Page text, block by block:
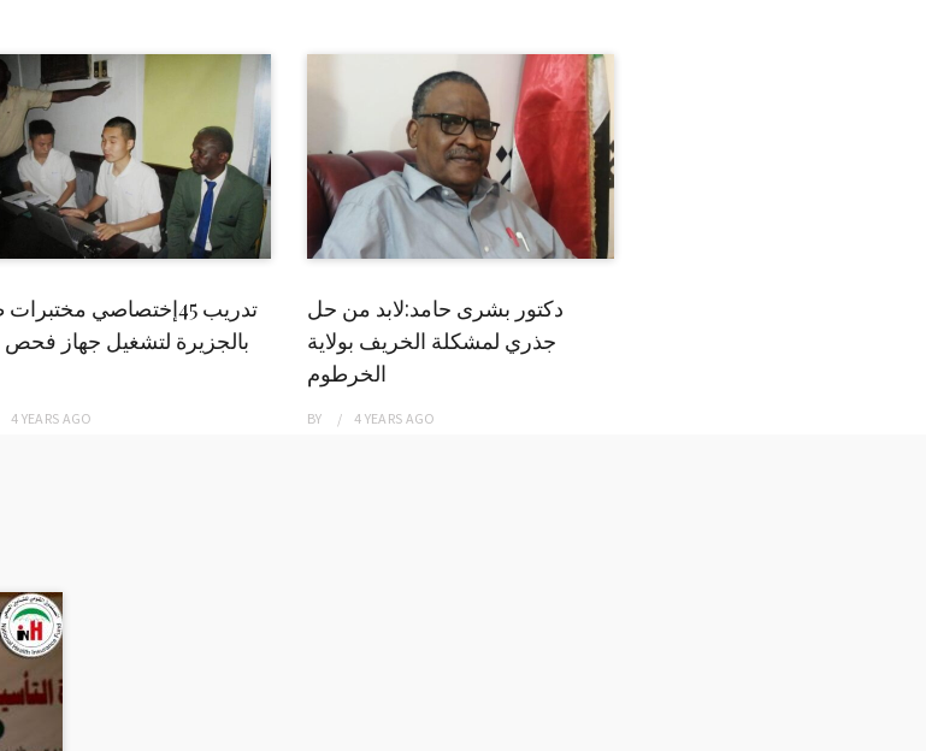
تدريب 45إختصاصي
بالجزيرة لتشغيل جهاز فحص
4 YEARS AGO
دكتور بشرى حامد:لابد من حل
جذري لمشكلة الخريف بولاية
الخرطوم
BY 4 YEARS AGO